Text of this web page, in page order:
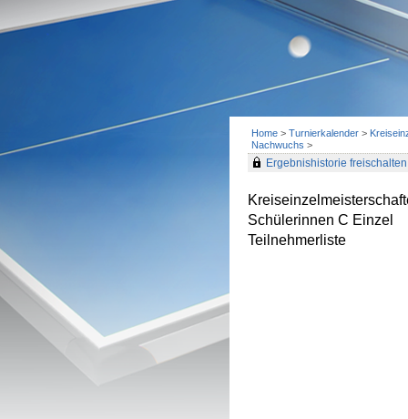
Home > Turnierkalender >
Nachwuchs >
Ergebnishistorie freischalten
Schülerinnen C Einzel
Teilnehmerliste